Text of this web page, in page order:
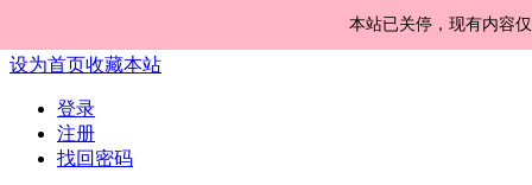
本站已关停，现有内容
设为首页收藏本站
登录
注册
找回密码